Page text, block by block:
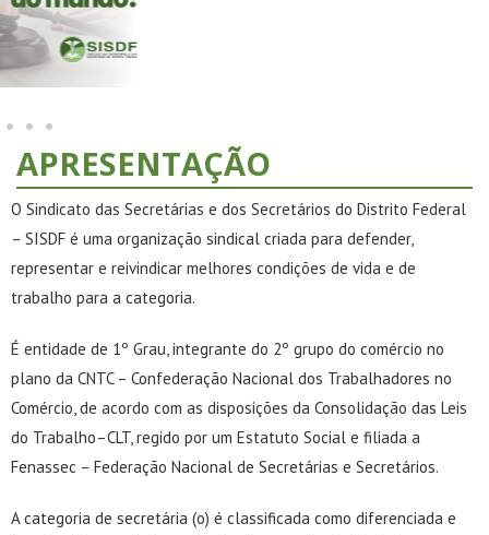
APRESENTAÇÃO
O Sindicato das Secretárias e dos Secretários do Distrito Federal
– SISDF é uma organização sindical criada para defender,
representar e reivindicar melhores condições de vida e de
trabalho para a categoria.
É entidade de 1º Grau, integrante do 2º grupo do comércio no
plano da CNTC – Confederação Nacional dos Trabalhadores no
Comércio, de acordo com as disposições da Consolidação das Leis
do Trabalho–CLT, regido por um Estatuto Social e filiada a
Fenassec – Federação Nacional de Secretárias e Secretários.
A categoria de secretária (o) é classificada como diferenciada e